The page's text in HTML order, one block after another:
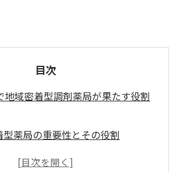
目次
地域密着型調剤薬局が果たす役割
型薬局の重要性とその役割
と健康を支える地域の薬局